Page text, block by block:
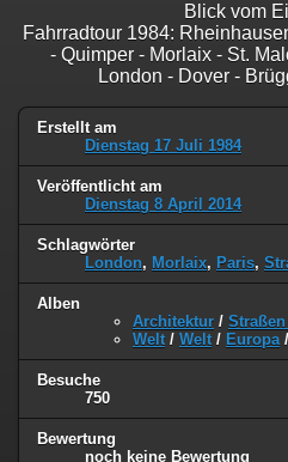
Blick vom
Fahrradtour 1984:
- Quimper - Morlaix - St.
London - Dover -
Erstellt am
Dienstag 17 Juli 1984
Veröffentlicht am
Dienstag 8 April 2014
Schlagwörter
London, Morlaix, Paris,
Alben
Architektur /
Welt / Welt / Europa /
Besuche
750
Bewertung
noch keine Bewertung